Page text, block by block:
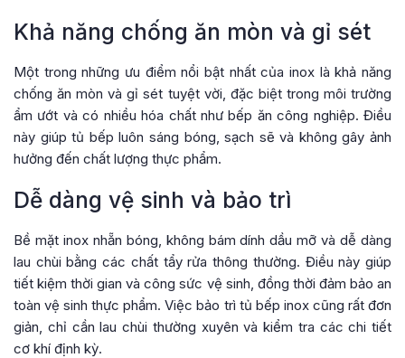
Khả năng chống ăn mòn và gỉ sét
Một trong những ưu điểm nổi bật nhất của inox là khả năng
chống ăn mòn và gỉ sét tuyệt vời, đặc biệt trong môi trường
ẩm ướt và có nhiều hóa chất như bếp ăn công nghiệp. Điều
này giúp tủ bếp luôn sáng bóng, sạch sẽ và không gây ảnh
hưởng đến chất lượng thực phẩm.
Dễ dàng vệ sinh và bảo trì
Bề mặt inox nhẵn bóng, không bám dính dầu mỡ và dễ dàng
lau chùi bằng các chất tẩy rửa thông thường. Điều này giúp
tiết kiệm thời gian và công sức vệ sinh, đồng thời đảm bảo an
toàn vệ sinh thực phẩm. Việc bảo trì tủ bếp inox cũng rất đơn
giản, chỉ cần lau chùi thường xuyên và kiểm tra các chi tiết
cơ khí định kỳ.